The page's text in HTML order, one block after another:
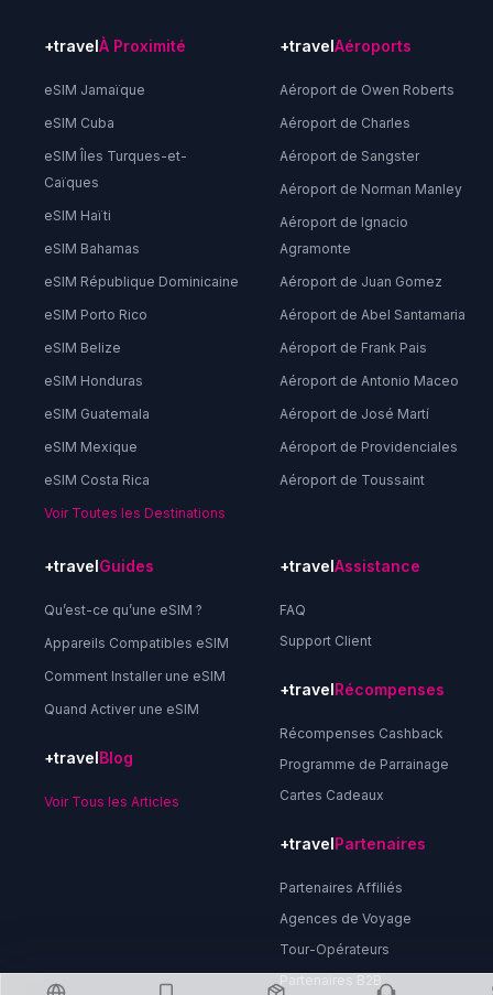
+travelÀ Proximité
eSIM Jamaïque
eSIM Cuba
eSIM Îles Turques-et-
Caïques
eSIM Haïti
eSIM Bahamas
eSIM République Dominicaine
eSIM Porto Rico
eSIM Belize
eSIM Honduras
eSIM Guatemala
eSIM Mexique
eSIM Costa Rica
Voir Toutes les Destinations
+travelAéroports
Aéroport de Owen Roberts
Aéroport de Charles
Aéroport de Sangster
Aéroport de Norman Manley
Aéroport de Ignacio
Agramonte
Aéroport de Juan Gomez
Aéroport de Abel Santamaria
Aéroport de Frank Pais
Aéroport de Antonio Maceo
Aéroport de José Martí
Aéroport de Providenciales
Aéroport de Toussaint
+travelGuides
Qu’est-ce qu’une eSIM ?
Appareils Compatibles eSIM
Comment Installer une eSIM
Quand Activer une eSIM
+travelBlog
Voir Tous les Articles
+travelAssistance
FAQ
Support Client
+travelRécompenses
Récompenses Cashback
Programme de Parrainage
Cartes Cadeaux
+travelPartenaires
Partenaires Affiliés
Agences de Voyage
Tour-Opérateurs
Partenaires B2B